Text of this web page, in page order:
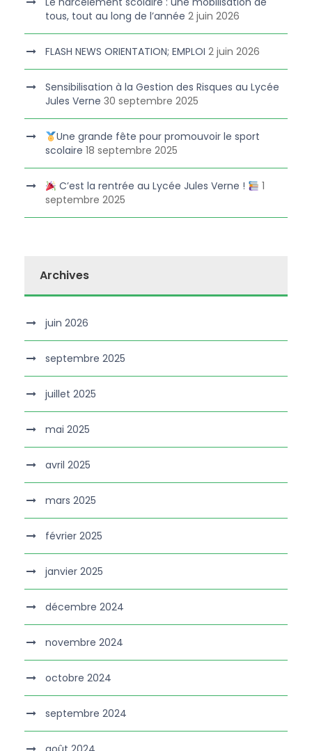
tous, tout au long de l’année 2 juin 2026
FLASH NEWS ORIENTATION; EMPLOI 2 juin 2026
Sensibilisation à la Gestion des Risques au Lycée
Jules Verne 30 septembre 2025
Une grande fête pour promouvoir le sport
scolaire 18 septembre 2025
C’est la rentrée au Lycée Jules Verne !
1
septembre 2025
Archives
juin 2026
septembre 2025
juillet 2025
mai 2025
avril 2025
mars 2025
février 2025
janvier 2025
décembre 2024
novembre 2024
octobre 2024
septembre 2024